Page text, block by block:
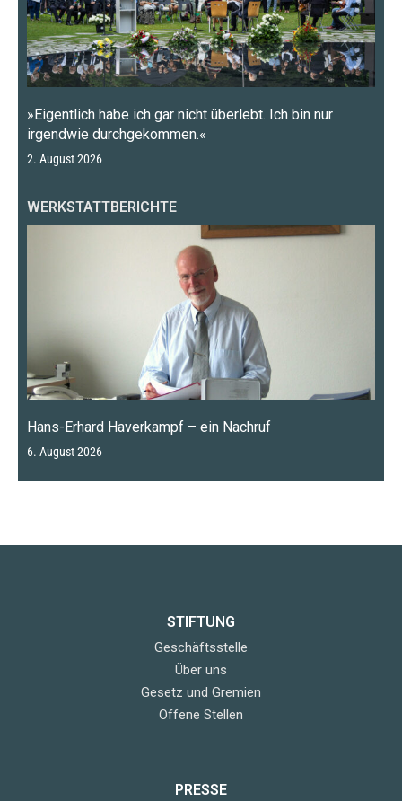
»Eigentlich habe ich gar nicht überlebt. Ich bin nur
irgendwie durchgekommen.«
2. August 2026
WERKSTATTBERICHTE
Hans-Erhard Haverkampf – ein Nachruf
6. August 2026
STIFTUNG
Geschäftsstelle
Über uns
Gesetz und Gremien
Offene Stellen
PRESSE